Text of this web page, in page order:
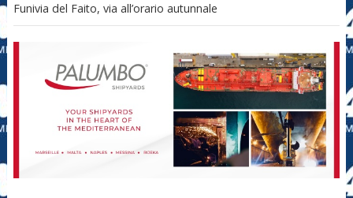
Funivia del Faito, via all’orario autunnale